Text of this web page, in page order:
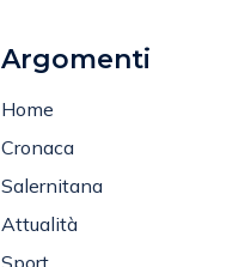
Argomenti
Home
Cronaca
Salernitana
Attualità
Sport